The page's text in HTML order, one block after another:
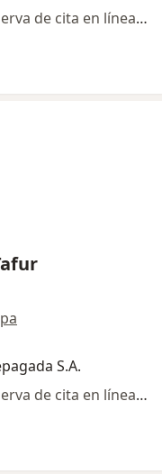
Este especialista no ofrece reserva de cita en línea en esta dirección.
S.A.
Este especialista no ofrece reserva de cita en línea en esta dirección.